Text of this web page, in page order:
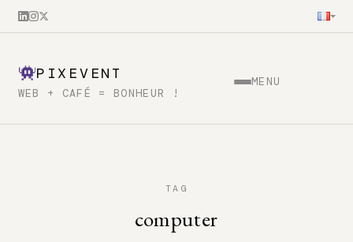
PIXEVENT
WEB + CAFÉ = BONHEUR !
MENU
TAG
computer